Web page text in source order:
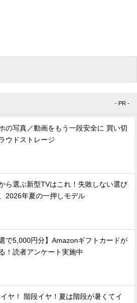
- PR -
の写真／動画をもう一段安全に 買い切
ウドストレージ
ら選ぶ新型TVはこれ！失敗しない選び
2026年夏の一押しモデル
選で5,000円分】Amazonギフトカードが
！読者アンケート実施中
ヤ！ 階段イヤ！夏は階段が暑くてイ